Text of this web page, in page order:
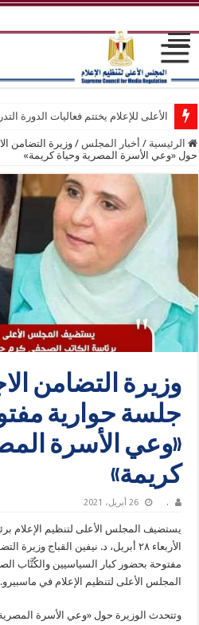
الأعلى للإعلام يختتم فعاليات الدورة
الرئيسية / أخبار المجلس / وزيرة التضامن
حول «وعي الأسرة المصرية وحياة كريمة»
وزيرة التضامن
جلسة حوارية
«وعي الأسرة
كريمة»
. 26 أبريل، 2021
يستضيف المجلس الأعلى لتنظيم الإعلام
الأربعاء ٢٨ أبريل، د. نيفين القباج
مفتوحة بحضور كبار السياسيين والكُتَّاب
المجلس الأعلى لتنظيم الإعلام في ماسبيرو.
وتتحدث الوزيرة حول «وعي الأسرة المصرية